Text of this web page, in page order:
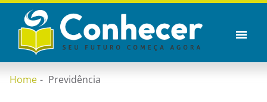
Home Previdência